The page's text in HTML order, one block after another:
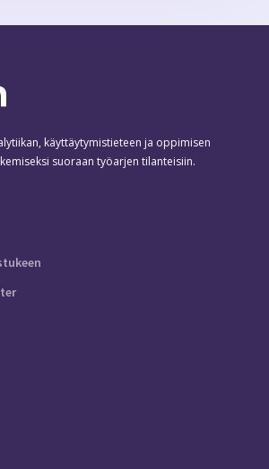
käyttäytymistieteen ja oppimisen
suoraan työarjen tilanteisiin.